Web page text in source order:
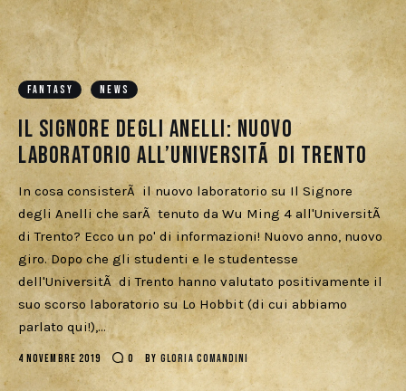
FANTASY NEWS
Il Signore degli Anelli: nuovo
laboratorio all’UniversitÃ di Trento
In cosa consisterÃ il nuovo laboratorio su Il Signore
degli Anelli che sarÃ tenuto da Wu Ming 4 all'UniversitÃ
di Trento? Ecco un po' di informazioni! Nuovo anno, nuovo
giro. Dopo che gli studenti e le studentesse
dell'UniversitÃ di Trento hanno valutato positivamente il
suo scorso laboratorio su Lo Hobbit (di cui abbiamo
parlato qui!),…
4 NOVEMBRE 2019 0 BY GLORIA COMANDINI